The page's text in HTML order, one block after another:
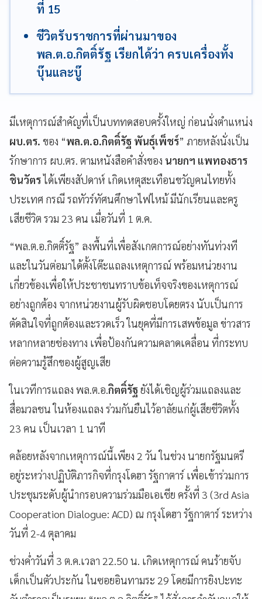
ที่ 15
ชีวิตรับราชการที่ผ่านมาของ
พล.ต.อ.กิตติ์รัฐ เรียกได้ว่า ครบเครื่องทั้ง
บุ๊นและบู๊
มีเหตุการณ์สำคัญที่เป็นบททดสอบครั้งใหญ่ ก่อนนั่งตำแหน่ง
ผบ.ตร. ของ “พล.ต.อ.กิตติ์รัฐ พันธุ์เพ็ชร์” ภายหลังนั่งเป็น
รักษาการ ผบ.ตร. ตามหนังสือคำสั่งของ นายกฯ แพทองธาร
ชินวัตรได้เพียงสัปดาห์ เกิดเหตุสะเทือนขวัญคนไทยทั้ง
ประเทศ กรณี รถทัวร์ทัศนศึกษาไฟไหม้ มีนักเรียนและครู
เสียชีวิต รวม 23 คน เมื่อวันที่ 1 ต.ค.
“พล.ต.อ.กิตติ์รัฐ” ลงพื้นที่เพื่อสังเกตการณ์อย่างทันท่วงที
และในวันต่อมาได้ตั้งโต๊ะแถลงเหตุการณ์ พร้อมหน่วยงาน
เกี่ยวข้องเพื่อให้ประชาชนทราบข้อเท็จจริงของเหตุการณ์
อย่างถูกต้อง จากหน่วยงานผู้รับผิดชอบโดยตรง นับเป็นการ
ตัดสินใจที่ถูกต้องและรวดเร็ว ในยุคที่มีการเสพข้อมูล ข่าวสาร
หลากหลายช่องทาง เพื่อป้องกันความคลาดเคลื่อน ที่กระทบ
ต่อความรู้สึกของผู้สูญเสีย
ในเวทีการแถลง พล.ต.อ.กิตติ์รัฐยังได้เชิญผู้ร่วมแถลงและ
สื่อมวลชน ในห้องแถลง ร่วมกันยืนไว้อาลัยแก่ผู้เสียชีวิตทั้ง
23 คน เป็นเวลา 1 นาที
คล้อยหลังจากเหตุการณ์นี้เพียง 2 วัน ในช่วง นายกรัฐมนตรี
อยู่ระหว่างปฏิบัติภารกิจที่กรุงโดฮา รัฐกาตาร์ เพื่อเข้าร่วมการ
ประชุมระดับผู้นำกรอบความร่วมมือเอเชีย ครั้งที่ 3 (3rd Asia
Cooperation Dialogue: ACD) ณ กรุงโดฮา รัฐกาตาร์ ระหว่าง
วันที่ 2-4 ตุลาคม
ช่วงค่ำวันที่ 3 ต.ค.เวลา 22.50 น. เกิดเหตุการณ์ คนร้ายจับ
เด็กเป็นตัวประกัน ในซอยอินทามระ 29 โดยมีการยิงปะทะ